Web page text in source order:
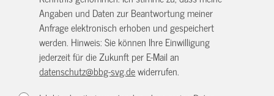
Angaben und Daten zur Beantwortung meiner
Anfrage elektronisch erhoben und gespeichert
werden. Hinweis: Sie können Ihre Einwilligung
jederzeit für die Zukunft per E-Mail an
datenschutz@bbg-svg.dewiderrufen.